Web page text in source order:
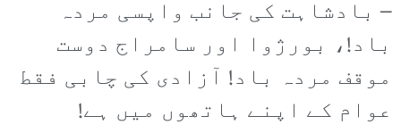
– بادشاہت کی جانب واپسی مردہ
باد!، بورژوا اور سامراج دوست
موقف مردہ باد! آزادی کی چابی فقط
عوام کے اپنے ہاتھوں میں ہے!